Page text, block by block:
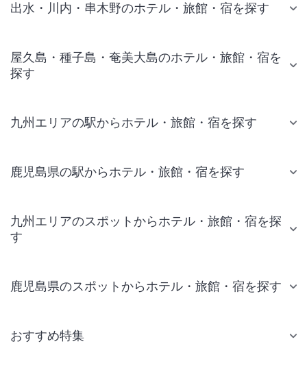
出水・川内・串木野のホテル・旅館・宿を探す
屋久島・種子島・奄美大島のホテル・旅館・宿を
探す
九州エリアの駅からホテル・旅館・宿を探す
鹿児島県の駅からホテル・旅館・宿を探す
九州エリアのスポットからホテル・旅館・宿を探
す
鹿児島県のスポットからホテル・旅館・宿を探す
おすすめ特集